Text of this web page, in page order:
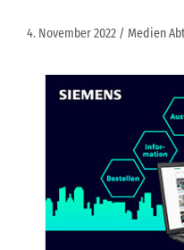
4. November 2022 Medien